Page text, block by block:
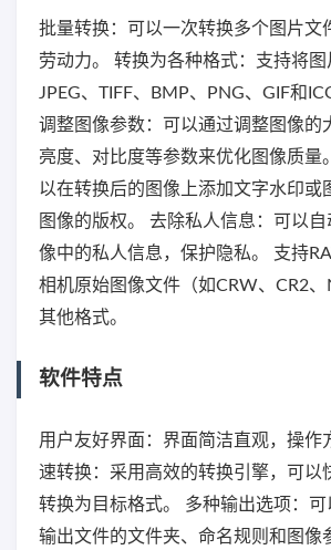
批量转换：可以一次转换多个图片文
劳动力。 转换为各种格式：支持将
JPEG、TIFF、BMP、PNG、GIF和
调整图像参数：可以通过调整图像的
亮度、对比度等参数来优化图像质量
以在转换后的图像上添加文字水印或
图像的版权。 去除私人信息：可以自
像中的私人信息，保护隐私。 支持
相机原始图像文件（如CRW、CR2、
其他格式。
软件特点
用户友好界面：界面简洁直观，操作
速转换：采用高效的转换引擎，可以
转换为目标格式。 多种输出选项：
输出文件的文件夹、命名规则和图像